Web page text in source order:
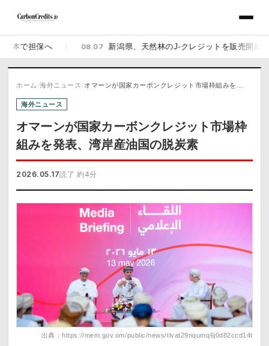
保へ | 08.07 新潟県、天然林のJ-クレジットを販売開始 佐渡の
ホーム ›海外ニュース › オマーンが国家カーボンクレジット市場枠組みを…
海外ニュース
オマーンが国家カーボンクレジット市場枠
組みを発表、湾岸産油国の脱炭素
2026.05.17読了 約4分
出典：https://mem.gov.om/public/news/tlvat29nqumq6j0d82ccd14t